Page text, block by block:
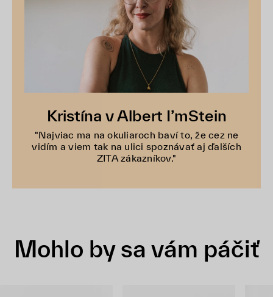
Kristína v Albert I’mStein
"Najviac ma na okuliaroch baví to, že cez ne
vidím a viem tak na ulici spoznávať aj ďalších
ZITA zákazníkov."
Mohlo by sa vám páčiť